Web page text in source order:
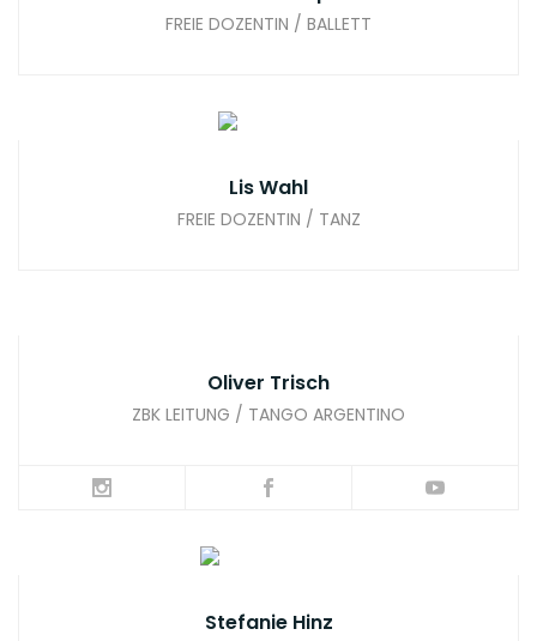
FREIE DOZENTIN / BALLETT
Lis Wahl
FREIE DOZENTIN / TANZ
Oliver Trisch
ZBK LEITUNG / TANGO ARGENTINO
Stefanie Hinz